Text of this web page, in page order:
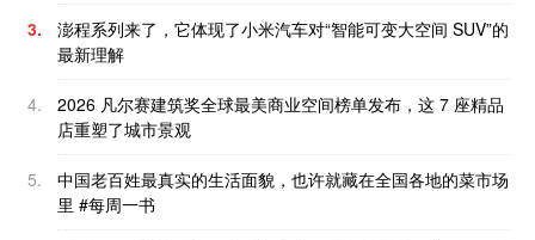
3.
澎程系列来了，它体现了小米汽车对“智能可变大空间 SUV”的
最新理解
4.
2026 凡尔赛建筑奖全球最美商业空间榜单发布，这 7 座精品
店重塑了城市景观
5.
中国老百姓最真实的生活面貌，也许就藏在全国各地的菜市场
里 #每周一书